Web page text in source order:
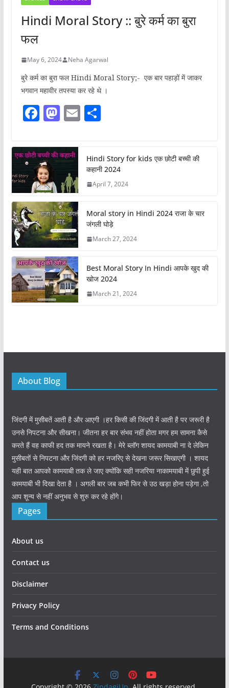
Hindi Moral Story :: बुरे कर्म का बुरा
फल
May 6, 2024 Neha Agarwal
बुरे कर्म का बुरा फल Hindi Moral Story;- एक बार पहाड़ों में जाकर
भगवान महावीर तपस्या कर रहे थे ।
F
c
e
b
o
o
k
M
st
o
d
o
n
E S
e
Hindi Story for kids एक छोटी बच्ची की
कहानी 2024
April 7, 2024
Moral story in Hindi 2024 राजा के चार
जंगली घोड़े
March 27, 2024
Best Moral Story In Hindi आपके खुद की
खोज 2024
March 21, 2024
About Blog
जिंदगी में मुसीबतें आती है और आएगी ।हर किसी की जिंदगी में आती है पर जरूरी है
उनसे निपटना और सीखना। जीतना हर बार संभव नहीं होता मगर हम सामना कैसे
करते हैं वह काफी हद तक मायने रखता है। मेरे ब्लॉग शायद कामयाबी ना दे लेकिन
मुसीबतों से निपटना और जिंदगी को हर नजरिए से देखना जरूर सिखाएगी । शायद
यही बात आपको कामयाबी तक ले जाए क्योंकि सही नजरिया नाकामयाबी में छुपी हुई
कामयाबी भी दिखा देता है । अगली बार जब कभी फिर से उठ खड़ा होना पड़ेगा ,तो
आप शून्य से नहीं अनुभव से शुरु कर रहे होंगे।
Pages
About us
Contact us
Disclaimer
Privacy Policy
Terms and Conditions